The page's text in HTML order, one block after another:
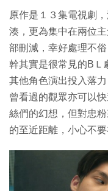
原作是１３集電視劇
湊，更為集中在兩位
部刪減，幸好處理不
幹其實是很常見的BＬ
其他角色演出投入落
曾看過的觀眾亦可以
絲們的幻想，但對忠
的至近距離，小心不要